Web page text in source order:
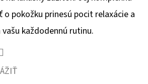
pokožku prinesú pocit relaxácie a
každodennú rutinu.